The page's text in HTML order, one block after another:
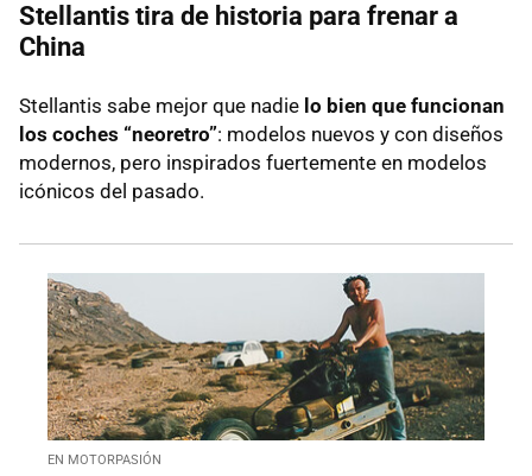
Stellantis tira de historia para frenar a
China
Stellantis sabe mejor que nadie lo bien que funcionan
los coches “neoretro”: modelos nuevos y con diseños
modernos, pero inspirados fuertemente en modelos
icónicos del pasado.
EN MOTORPASIÓN